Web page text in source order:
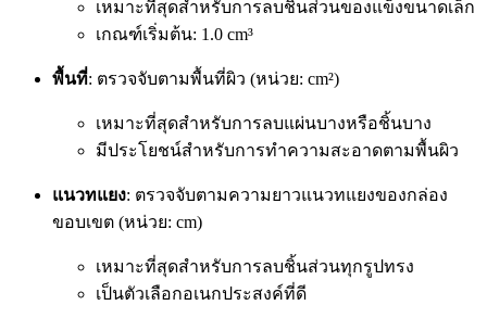
เหมาะที่สุดสำหรับการลบชิ้นส่วนของแข็งขนาดเล็ก
เกณฑ์เริ่มต้น: 1.0 cm³
พื้นที่: ตรวจจับตามพื้นที่ผิว (หน่วย: cm²)
เหมาะที่สุดสำหรับการลบแผ่นบางหรือชิ้นบาง
มีประโยชน์สำหรับการทำความสะอาดตามพื้นผิว
แนวทแยง: ตรวจจับตามความยาวแนวทแยงของกล่อง
ขอบเขต (หน่วย: cm)
เหมาะที่สุดสำหรับการลบชิ้นส่วนทุกรูปทรง
เป็นตัวเลือกอเนกประสงค์ที่ดี